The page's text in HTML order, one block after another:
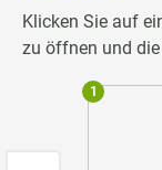
Klicken Sie auf
zu öffnen und
1